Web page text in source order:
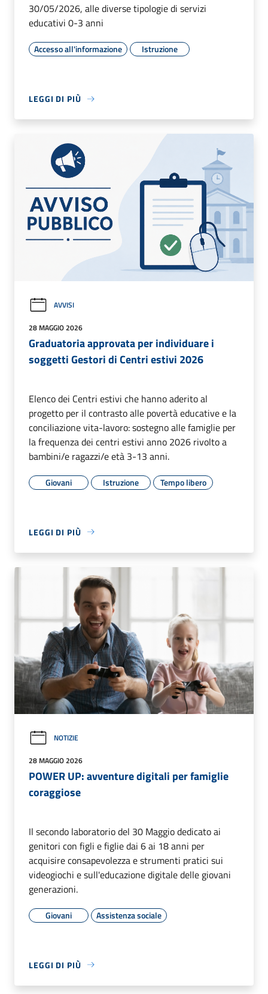
30/05/2026, alle diverse tipologie di servizi
educativi 0-3 anni
Accesso all'informazione Istruzione
LEGGI DI PIÙ
AVVISI
28 MAGGIO 2026
Graduatoria approvata per individuare i
soggetti Gestori di Centri estivi 2026
Elenco dei Centri estivi che hanno aderito al
progetto per il contrasto alle povertà educative e la
conciliazione vita-lavoro: sostegno alle famiglie per
la frequenza dei centri estivi anno 2026 rivolto a
bambini/e ragazzi/e età 3-13 anni.
Giovani Istruzione Tempo libero
LEGGI DI PIÙ
NOTIZIE
28 MAGGIO 2026
POWER UP: avventure digitali per famiglie
coraggiose
Il secondo laboratorio del 30 Maggio dedicato ai
genitori con figli e figlie dai 6 ai 18 anni per
acquisire consapevolezza e strumenti pratici sui
videogiochi e sull'educazione digitale delle giovani
generazioni.
Giovani Assistenza sociale
LEGGI DI PIÙ